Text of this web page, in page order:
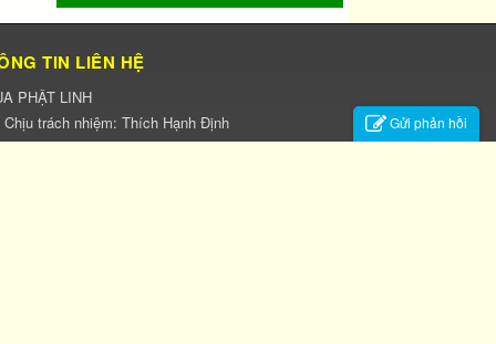
TIN LIÊN HỆ
PHẬT LINH
Chịu trách nhiệm: Thích Hạnh Định
Địa chỉ:248 xã Tân Hòa, Thị xã Phú Mỹ, tỉnh Bà
Gửi phản hồi